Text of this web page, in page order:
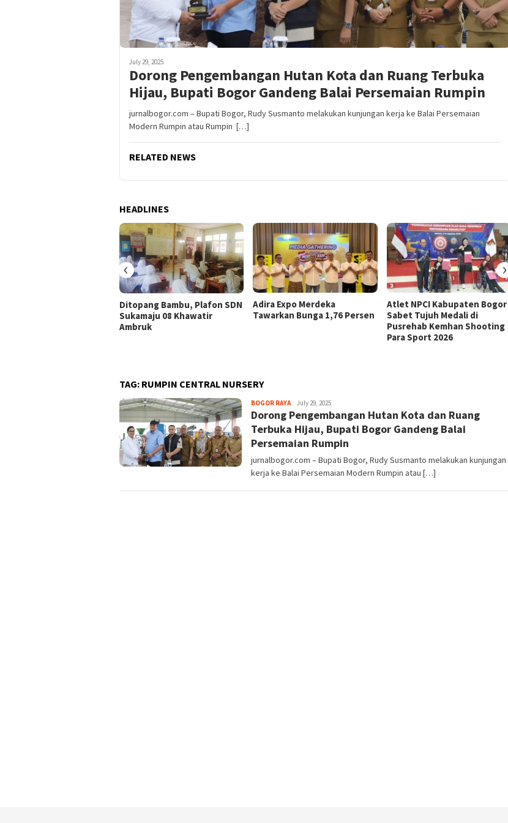
July 29, 2025
Dorong Pengembangan Hutan Kota dan Ruang Terbuka
Hijau, Bupati Bogor Gandeng Balai Persemaian Rumpin
jurnalbogor.com – Bupati Bogor, Rudy Susmanto melakukan kunjungan kerja ke Balai Persemaian
Modern Rumpin atau Rumpin […]
RELATED NEWS
HEADLINES
Ditopang Bambu, Plafon SDN
Sukamaju 08 Khawatir
Ambruk
Adira Expo Merdeka
Tawarkan Bunga 1,76 Persen
Atlet NPCI Kabupaten Bogor
Sabet Tujuh Medali di
Pusrehab Kemhan Shooting
Para Sport 2026
‹ ›
TAG: RUMPIN CENTRAL NURSERY
BOGOR RAYAAga
Alamanda
July 29, 2025
Dorong Pengembangan Hutan Kota dan Ruang
Terbuka Hijau, Bupati Bogor Gandeng Balai
Persemaian Rumpin
jurnalbogor.com – Bupati Bogor, Rudy Susmanto melakukan kunjungan
kerja ke Balai Persemaian Modern Rumpin atau […]